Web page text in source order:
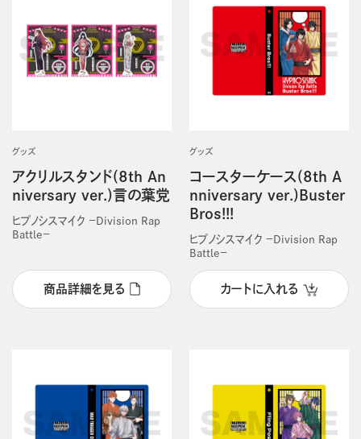
グッズ
アクリルスタンド(8th An
niversary ver.)言の葉党
ヒプノシスマイク －Division Rap
Battle－
商品詳細を見る
グッズ
コースターケース(8th A
nniversary ver.)Buster
Bros!!!
ヒプノシスマイク －Division Rap
Battle－
カートに入れる